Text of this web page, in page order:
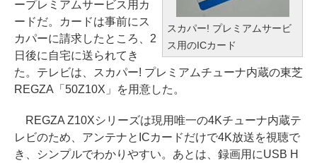
スカパー! プレミアムサービ
ス用のICカード
ープレミアムサービス用カ
ードだ。カードは事前にス
カパーに請求したところ、2
日後に自宅に送られてき
た。テレビは、スカパー! プレミアムチューナ内蔵の東芝
REGZA「50Z10X」を用意した。
REGZA Z10Xシリーズは現用唯一の4Kチューナ内蔵テ
レビのため、アンテナとICカードだけで4K放送を視聴で
き、シンプルでわかりやすい。あとは、録画用にUSB H